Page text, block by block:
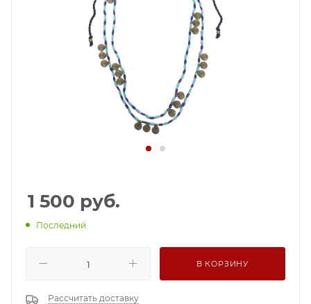
1 500 руб.
Последний
В КОРЗИНУ
Рассчитать доставку